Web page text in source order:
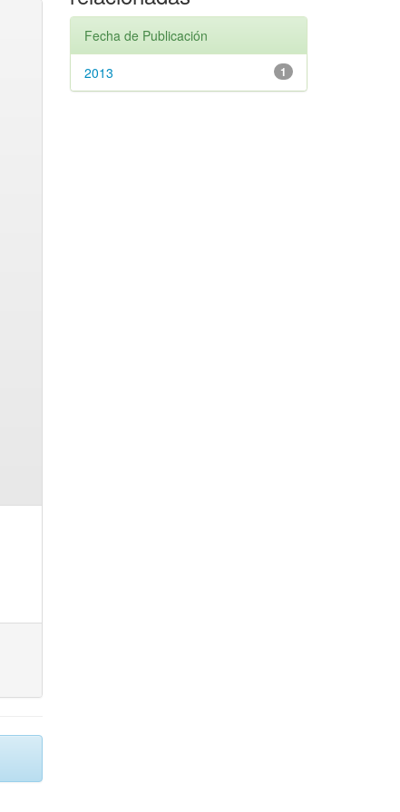
Fecha de Publicación
1
2013